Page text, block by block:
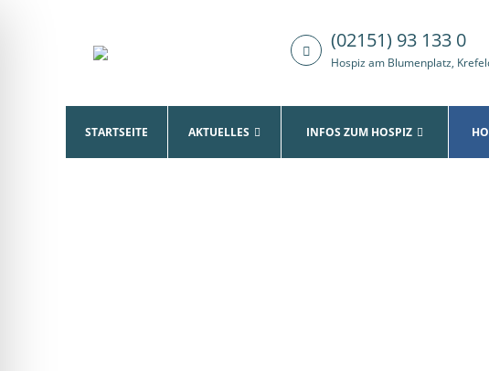
(02151) 93 133 0
Hospiz am Blumenplatz,
STARTSEITE AKTUELLES INFOS ZUM HOSPIZ